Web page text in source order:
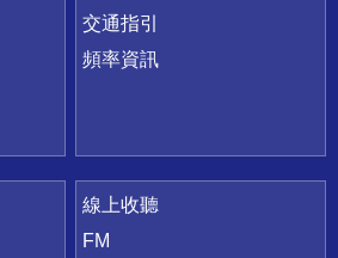
交通指引
頻率資訊
線上收聽
FM